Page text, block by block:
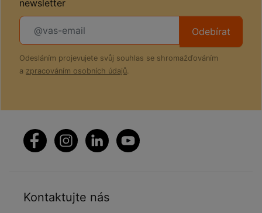
newsletter
Odebírat
Odesláním projevujete svůj souhlas se shromažďováním
a zpracováním osobních údajů.
Kontaktujte nás